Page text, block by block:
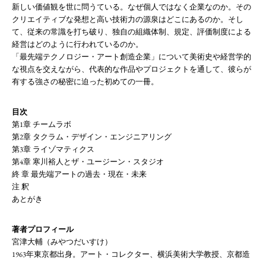
新しい価値観を世に問うている。なぜ個人ではなく企業なのか。その
クリエイティブな発想と高い技術力の源泉はどこにあるのか。そし
て、従来の常識を打ち破り、独自の組織体制、規定、評価制度による
経営はどのように行われているのか。
「最先端テクノロジー・アート創造企業」について美術史や経営学的
な視点を交えながら、代表的な作品やプロジェクトを通して、彼らが
有する強さの秘密に迫った初めての一冊。
目次
第1章 チームラボ
第2章 タクラム・デザイン・エンジニアリング
第3章 ライゾマティクス
第4章 寒川裕人とザ・ユージーン・スタジオ
終 章 最先端アートの過去・現在・未来
注 釈
あとがき
著者プロフィール
宮津大輔（みやつだいすけ）
1963年東京都出身。アート・コレクター、横浜美術大学教授、京都造